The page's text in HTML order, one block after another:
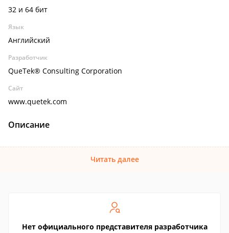
32 и 64 бит
Язык
Английский
Разработчик
QueTek® Consulting Corporation
Сайт
www.quetek.com
Описание
Читать далее
Нет официального представителя разработчика